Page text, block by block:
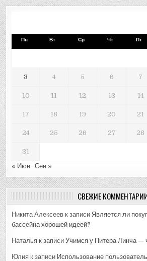
Пн Вт Ср Чт Пт
3 4 5 6 7
10 11 12 13 14
17 18 19 20 21
24 25 26 27 28
31
« Июн
Сен »
СВЕЖИЕ
Никита Алексеев к записи Является ли
бассейна хорошей идеей?
Наталья к записиУчимся у Питера Линча —
Юлия к записи Использование